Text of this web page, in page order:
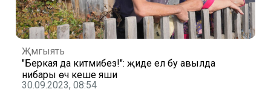
Җәмгыять
"Беркая да китмибез!": җиде ел бу авылда
нибары өч кеше яши
30.09.2023, 08:54